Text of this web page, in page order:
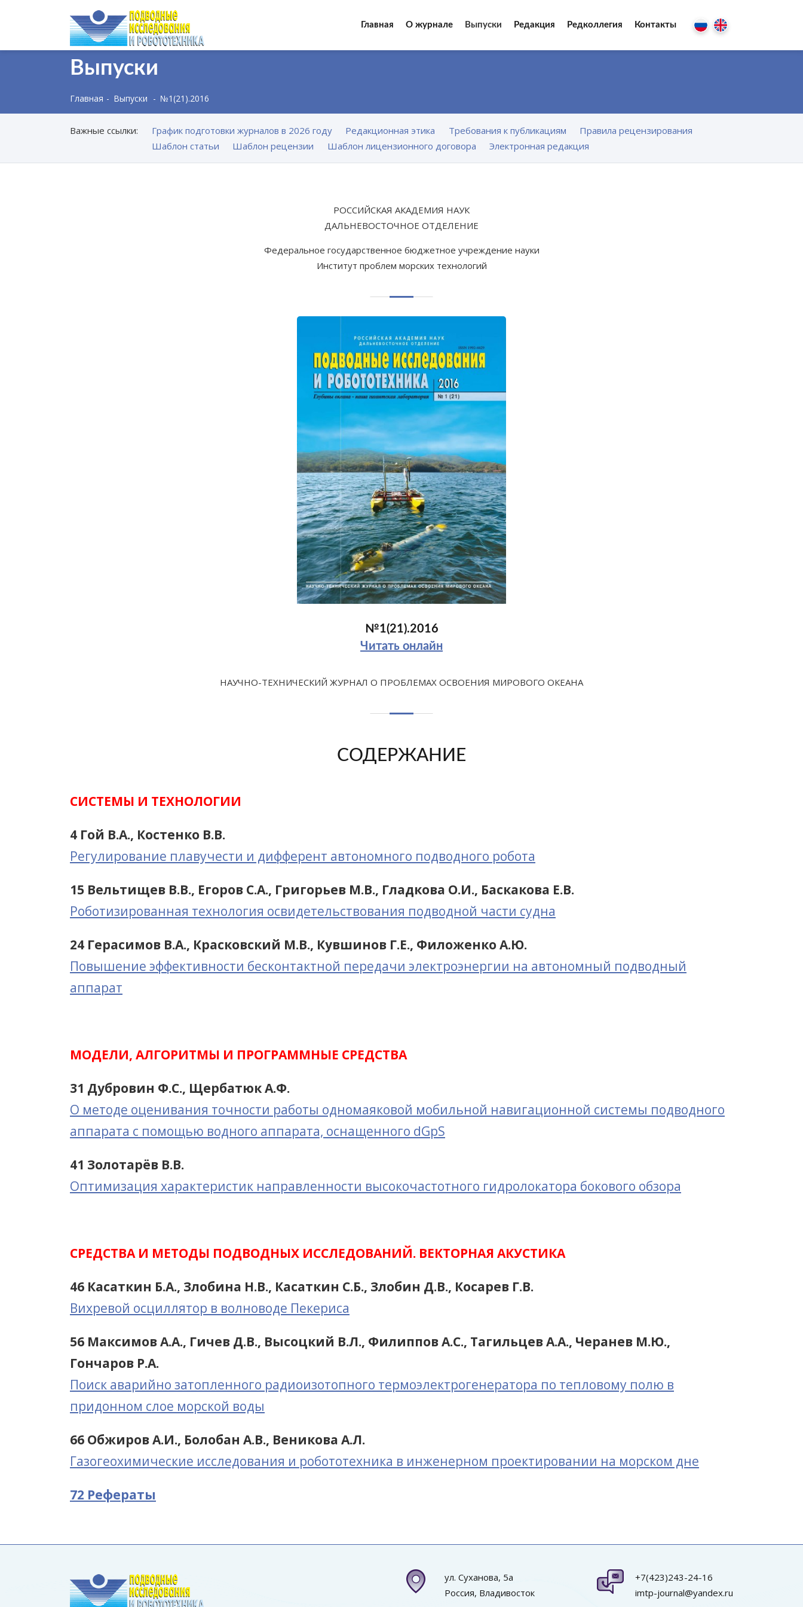
Главная О журнале Выпуски Редакция Редколлегия Контакты
Выпуски
Главная Выпуски №1(21).2016
Важные ссылки: График подготовки журналов в 2026 году Редакционная этика Требования к публикациям
Правила рецензирования
Шаблон статьи
Шаблон рецензии Шаблон лицензионного договора Электронная редакция
РОССИЙСКАЯ АКАДЕМИЯ НАУК
ДАЛЬНЕВОСТОЧНОЕ ОТДЕЛЕНИЕ
Федеральное государственное бюджетное учреждение науки
Институт проблем морских технологий
№1(21).2016
Читать онлайн
НАУЧНО-ТЕХНИЧЕСКИЙ ЖУРНАЛ О ПРОБЛЕМАХ ОСВОЕНИЯ МИРОВОГО ОКЕАНА
СОДЕРЖАНИЕ
СИСТЕМЫ И ТЕХНОЛОГИИ
4 Гой В.А., Костенко В.В.
Регулирование плавучести и дифферент автономного подводного робота
15 Вельтищев В.В., Егоров С.А., Григорьев М.В., Гладкова О.И., Баскакова Е.В.
Роботизированная технология освидетельствования подводной части судна
24 Герасимов В.А., Красковский М.В., Кувшинов Г.Е., Филоженко А.Ю.
Повышение эффективности бесконтактной передачи электроэнергии на автономный подводный
аппарат
МОДЕЛИ, АЛГОРИТМЫ И ПРОГРАММНЫЕ СРЕДСТВА
31 Дубровин Ф.С., Щербатюк А.Ф.
О методе оценивания точности работы одномаяковой мобильной навигационной системы подводного
аппарата с помощью водного аппарата, оснащенного dGpS
41 Золотарёв В.В.
Оптимизация характеристик направленности высокочастотного гидролокатора бокового обзора
СРЕДСТВА И МЕТОДЫ ПОДВОДНЫХ ИССЛЕДОВАНИЙ. ВЕКТОРНАЯ АКУСТИКА
46 Касаткин Б.А., Злобина Н.В., Касаткин С.Б., Злобин Д.В., Косарев Г.В.
Вихревой осциллятор в волноводе Пекериса
56 Максимов А.А., Гичев Д.В., Высоцкий В.Л., Филиппов А.С., Тагильцев А.А., Черанев М.Ю.,
Гончаров Р.А.
Поиск аварийно затопленного радиоизотопного термоэлектрогенератора по тепловому полю в
придонном слое морской воды
66 Обжиров А.И., Болобан А.В., Веникова А.Л.
Газогеохимические исследования и робототехника в инженерном проектировании на морском дне
72 Рефераты
ул. Суханова, 5а
Россия, Владивосток
+7(423)243-24-16
imtp-journal@yandex.ru